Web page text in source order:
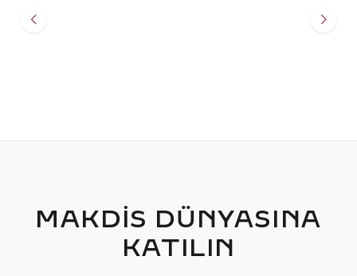
MAKDİS DÜNYASINA
KATILIN